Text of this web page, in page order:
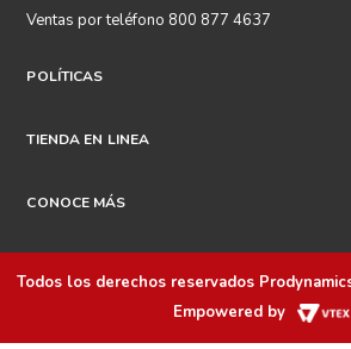
Ventas por teléfono 800 877 4637
POLÍTICAS
TIENDA EN LINEA
CONOCE MÁS
Todos los derechos reservados
Empowered by